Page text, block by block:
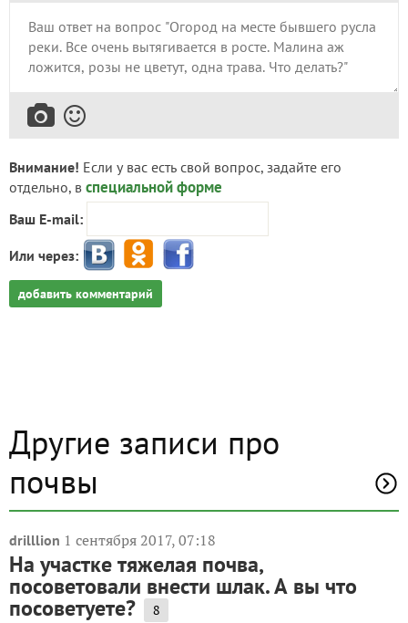
Внимание! Если у вас есть свой вопрос, задайте его
отдельно, в специальной форме
Ваш E-mail:
Или через:
добавить комментарий
Другие записи про
почвы
drilllion 1 сентября 2017, 07:18
На участке тяжелая почва,
посоветовали внести шлак. А вы что
посоветуете? 8